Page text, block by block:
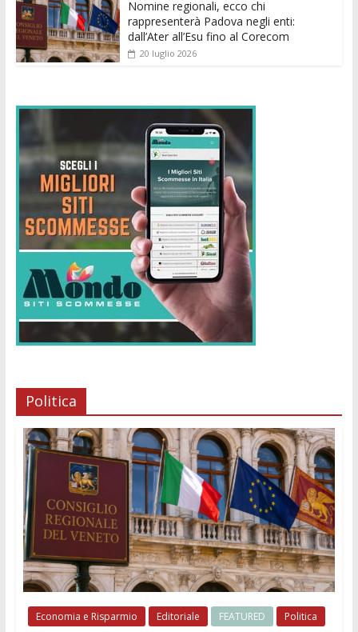
Nomine regionali, ecco chi
rappresenterà Padova negli enti:
dall’Ater all’Esu fino al Corecom
20 luglio 2026
Politica
Economia e Risparmio Editoriale FEATURED Politica